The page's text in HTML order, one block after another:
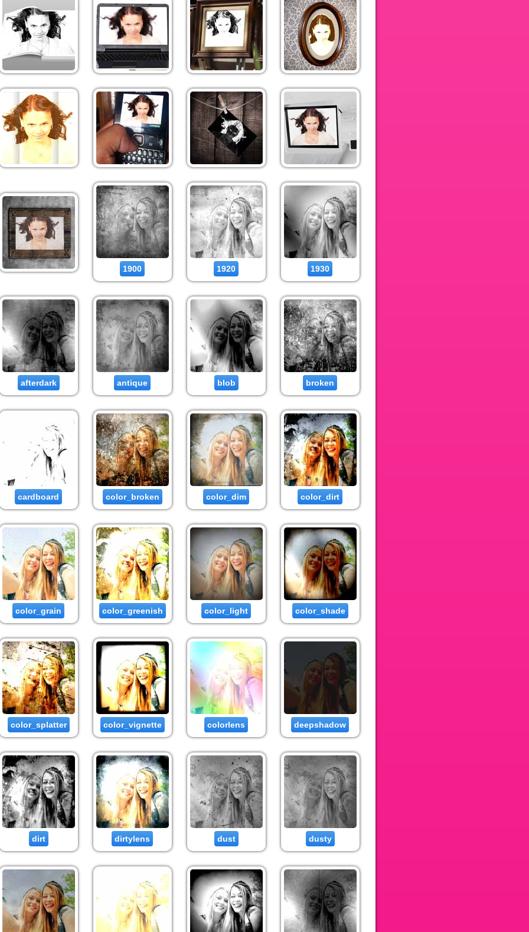
1900 1920 1930
afterdark antique blob broken
cardboard color_broken color_dim color_dirt
color_grain color_greenish color_light color_shade
color_splatter color_vignette colorlens deepshadow
dirt dirtylens dust dusty